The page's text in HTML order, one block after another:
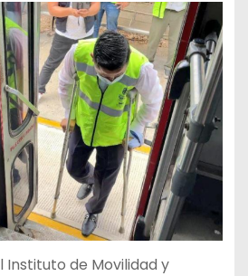
Instituto de Movilidad y